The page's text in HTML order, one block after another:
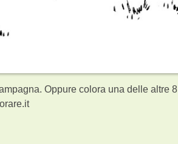
Oppure colora una delle altre 8